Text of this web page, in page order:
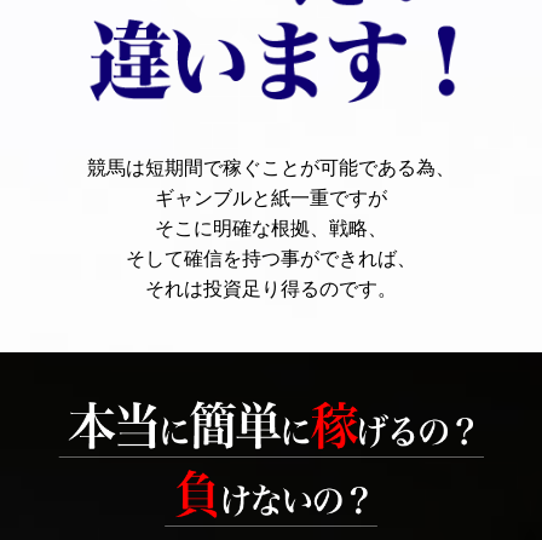
競馬は短期間で稼ぐことが可能である為、
ギャンブルと紙一重ですが
そこに明確な根拠、戦略、
そして確信を持つ事ができれば、
それは投資足り得るのです。